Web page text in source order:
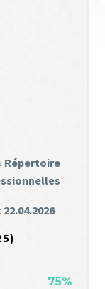
Répertoire
22.04.2026
75%